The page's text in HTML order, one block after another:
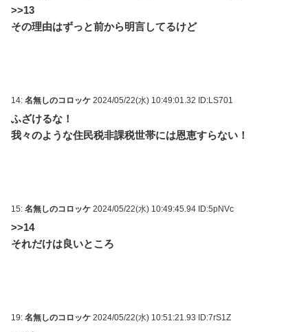
>>13
その理由はずっと前から明言してるけど
14: 名無しのコロッケ 2024/05/22(水) 10:49:01.32 ID:LS701
ふざけるな！
我々のような住民税非課税世帯には恩恵すらない！
15: 名無しのコロッケ 2024/05/22(水) 10:49:45.94 ID:5pNVc
>>14
それだけは良いところ
19: 名無しのコロッケ 2024/05/22(水) 10:51:21.93 ID:7rS1Z